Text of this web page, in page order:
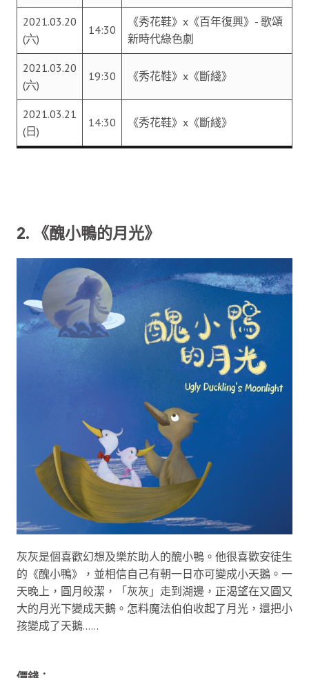
2021.03.20
(六)
14:30
《秀花鞋》x《百年復興》- 歌頌
新時代綠色劇
2021.03.20
(六)
19:30 《秀花鞋》x《斷綫》
2021.03.21
(日)
14:30 《秀花鞋》x《斷綫》
2. 《醜小鴨的月光》
灰灰是個喜歡幻想及樂於助人的醜小鴨。他很喜歡安徒生
的《醜小鴨》，並相信自己有朝一日亦可變成小天鵝。一
天晚上，圓月皎潔，「灰灰」走到湖邊，正渴望在又圓又
大的月光下變成天鵝。怎料魔法伯伯收起了月光，還把小
孩變成了天鵝……